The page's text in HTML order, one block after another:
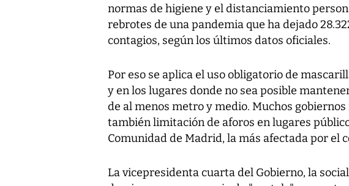
normas de higiene y el distanciamiento
rebrotes de una pandemia que ha dejado
contagios, según los últimos datos oficiales.
Por eso se aplica el uso obligatorio de
y en los lugares donde no sea posible
de al menos metro y medio. Muchos
también limitación de aforos en lugares
Comunidad de Madrid, la más afectada por el
La vicepresidenta cuarta del Gobierno, la